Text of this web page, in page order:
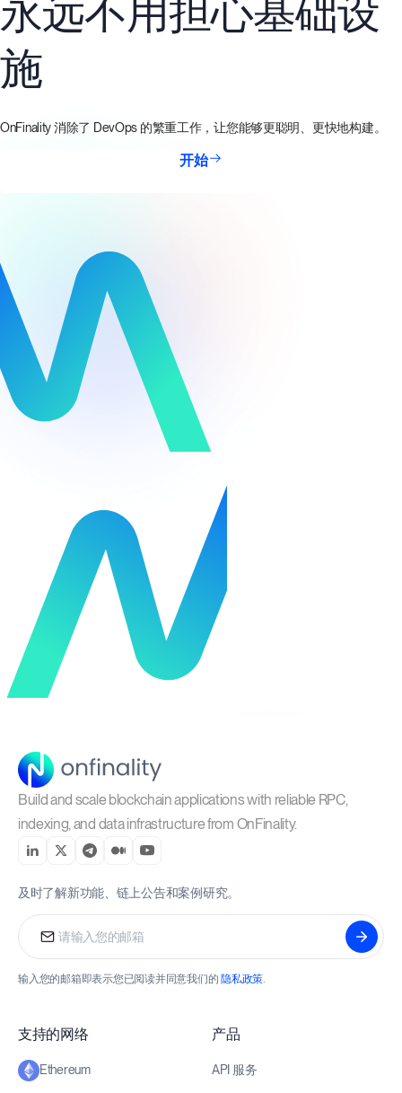
永远不用担心基础设
施
OnFinality 消除了 DevOps 的繁重工作，让您能够更聪明、更快地构建。
开始
Build and scale blockchain applications with reliable RPC,
indexing, and data infrastructure from OnFinality.
及时了解新功能、链上公告和案例研究。
输入您的邮箱即表示您已阅读并同意我们的隐私政策.
支持的网络
Ethereum
产品
API 服务